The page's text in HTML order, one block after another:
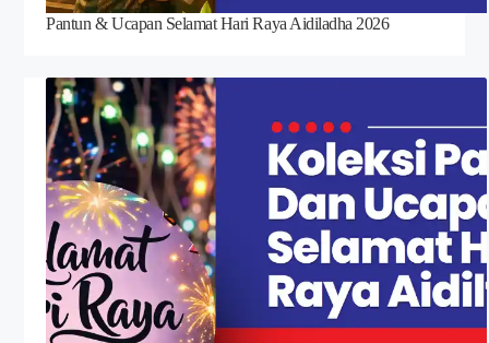
Pantun & Ucapan Selamat Hari Raya Aidiladha 2026